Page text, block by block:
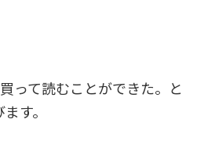
って読むことができた。と
す。